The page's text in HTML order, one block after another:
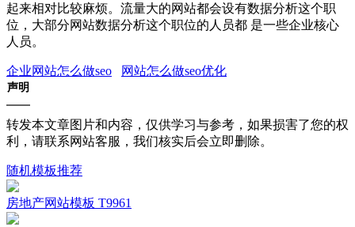
起来相对比较麻烦。流量大的网站都会设有数据分析这个职
位，大部分网站数据分析这个职位的人员都 是一些企业核心
人员。
企业网站怎么做seo 网站怎么做seo优化
声明
转发本文章图片和内容，仅供学习与参考，如果损害了您的权
利，请联系网站客服，我们核实后会立即删除。
随机模板推荐
房地产网站模板 T9961